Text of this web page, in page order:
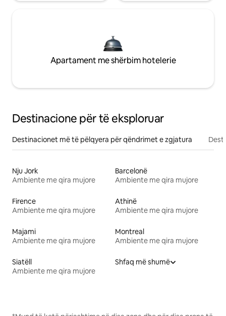
Apartament me shërbim hotelerie
Destinacione për të eksploruar
Destinacionet më të pëlqyera për qëndrimet e zgjatura
Nju Jork
Ambiente me qira mujore
Barcelonë
Ambiente me qira mujore
Firence
Ambiente me qira mujore
Athinë
Ambiente me qira mujore
Majami
Ambiente me qira mujore
Montreal
Ambiente me qira mujore
Siatëll
Ambiente me qira mujore
Shfaq më shumë